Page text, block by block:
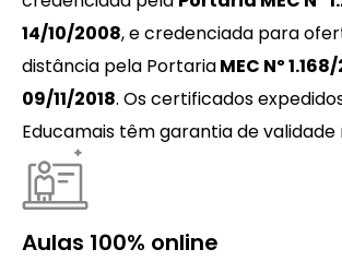
14/10/2008, e credenciada para
distância pela PortariaMEC Nº
09/11/2018. Os certificados
Educamais têm garantia de validade
Aulas 100% online